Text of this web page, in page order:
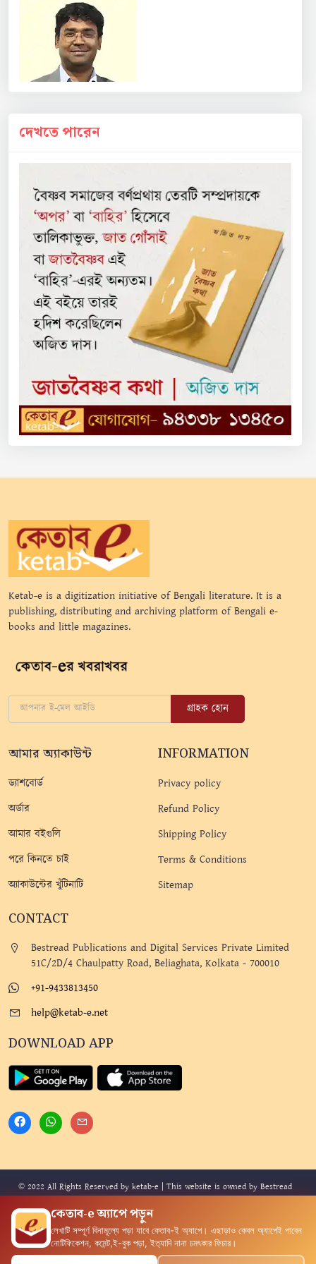
দেখতে পারেন
Ketab-e is a digitization initiative of Bengali literature. It is a
publishing, distributing and archiving platform of Bengali e-
books and little magazines.
গ্রাহক হোন
আমার অ্যাকাউন্ট
ড্যাশবোর্ড
অর্ডার
আমার বইগুলি
পরে কিনতে চাই
অ্যাকাউন্টের খুঁটিনাটি
INFORMATION
Privacy policy
Refund Policy
Shipping Policy
Terms & Conditions
Sitemap
CONTACT
Bestread Publications and Digital Services Private Limited
51C/2D/4 Chaulpatty Road, Beliaghata, Kolkata - 700010
+91-9433813450
help@ketab-e.net
DOWNLOAD APP
© 2022 All Rights Reserved by ketab-e | This website is owned by Bestread
Developed By
কেতাব-e অ্যাপে পড়ুন
লেখাটি সম্পূর্ণ বিনামূল্যে পড়া যাবে কেতাব-ই অ‍্যাপে। এছাড়াও কেবল অ‍্যাপেই পাবেন
নোটিফিকেশন, কমেন্ট,ই-বুক পড়া, ইত‍্যাদি নানা চমৎকার ফিচার।